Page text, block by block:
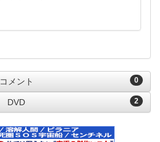
0
コメント
2
DVD